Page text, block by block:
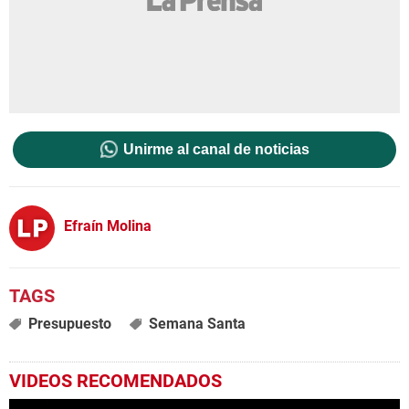
Unirme al canal de noticias
Efraín Molina
Presupuesto Semana Santa
VIDEOS RECOMENDADOS